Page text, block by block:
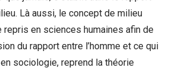
Là aussi, le concept de milieu
en sciences humaines afin de
du rapport entre l’homme et ce qui
en sociologie, reprend la théorie